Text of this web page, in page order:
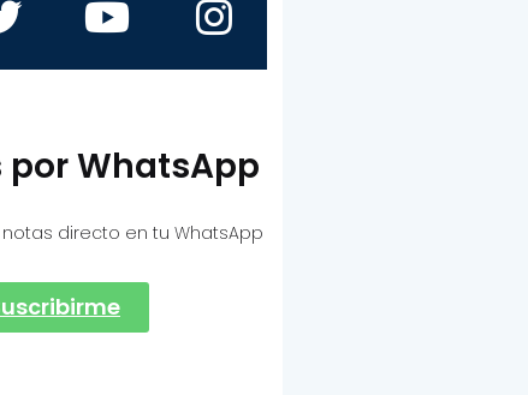
por WhatsApp
directo en tu WhatsApp